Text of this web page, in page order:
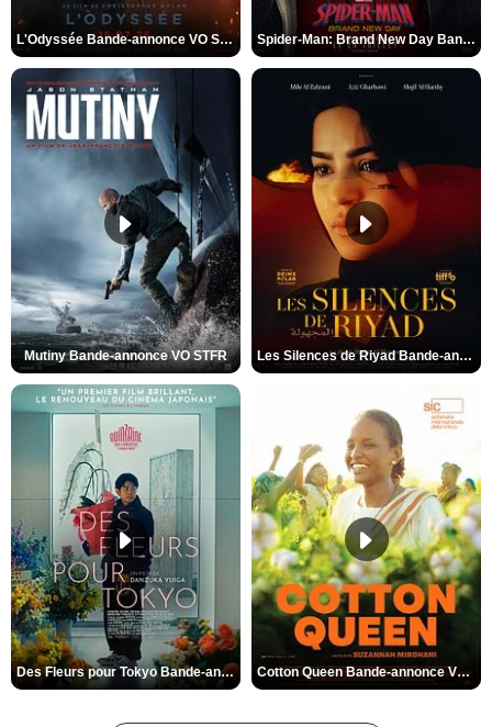
L'Odyssée Bande-annonce VO STFR Spider-Man: Brand New Day Bande-annonce VO STFR
Mutiny Bande-annonce VO STFR Les Silences de Riyad Bande-annonce VO STFR
Des Fleurs pour Tokyo Bande-annonce VO STFR Cotton Queen Bande-annonce VO STFR